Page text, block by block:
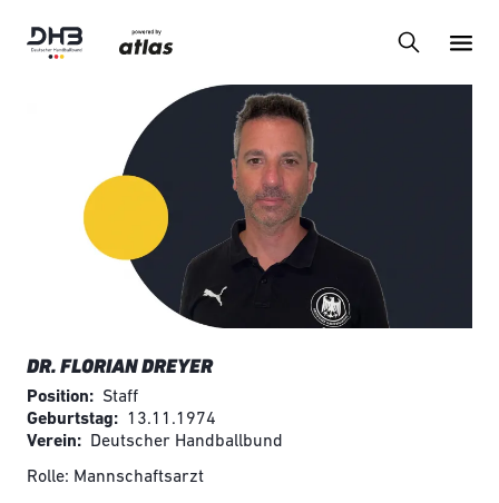
DR. FLORIAN DREYER
Position
Staff
Geburtstag
13.11.1974
Verein
Deutscher Handballbund
Rolle: Mannschaftsarzt